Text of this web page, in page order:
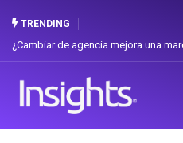
TRENDING
que atraviesa a
Gabriela